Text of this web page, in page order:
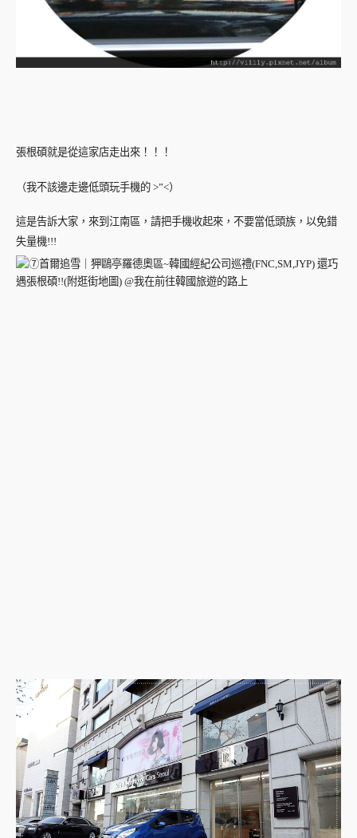
張根碩就是從這家店走出來！！！
（我不該邊走邊低頭玩手機的 >”<）
這是告訴大家，來到江南區，請把手機收起來，不要當低頭族，以免錯
失量機!!!